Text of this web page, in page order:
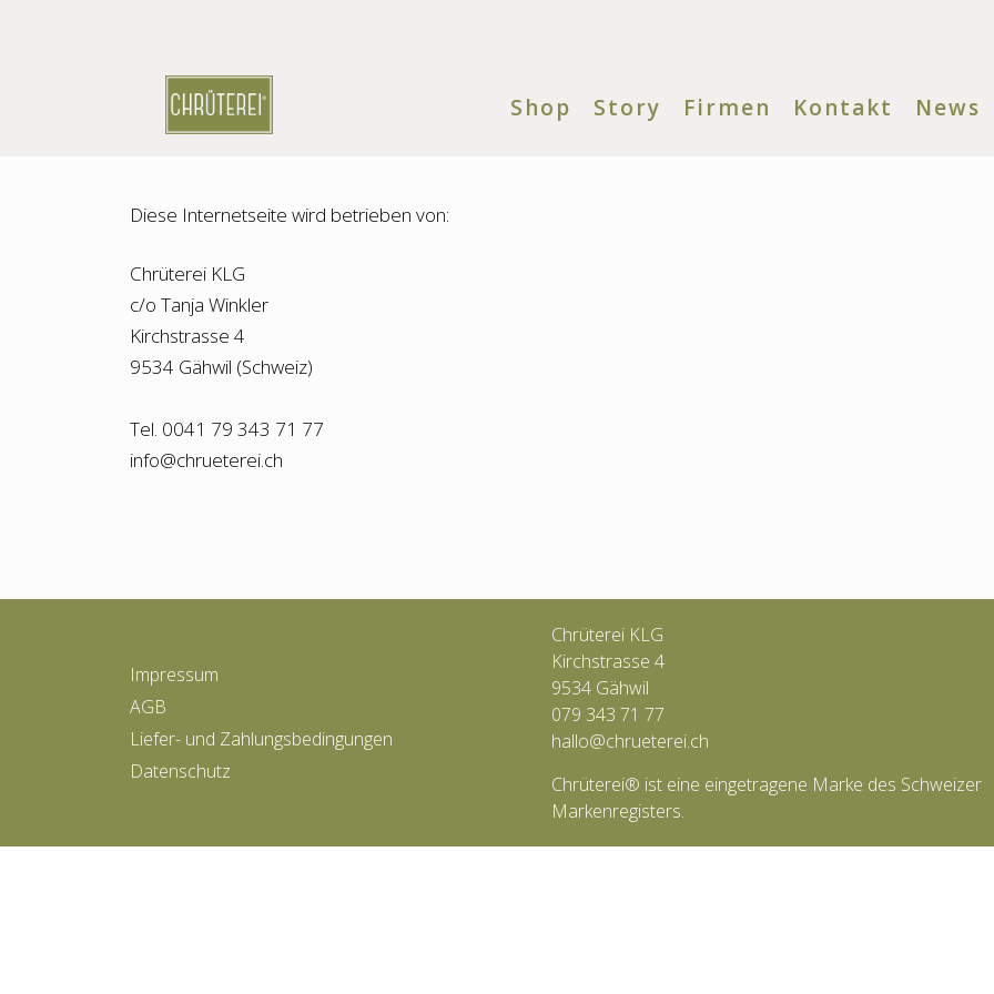
Shop Story Firmen Kontakt News
Diese Internetseite wird betrieben von:
Chrüterei KLG
c/o Tanja Winkler
Kirchstrasse 4
9534 Gähwil (Schweiz)
Tel. 0041 79 343 71 77
info@chrueterei.ch
Impressum
AGB
Liefer- und Zahlungsbedingungen
Datenschutz
Chrüterei KLG
Kirchstrasse 4
9534 Gähwil
079 343 71 77
hallo@chrueterei.ch
Chrüterei® ist eine eingetragene Marke des Schweizer
Markenregisters.